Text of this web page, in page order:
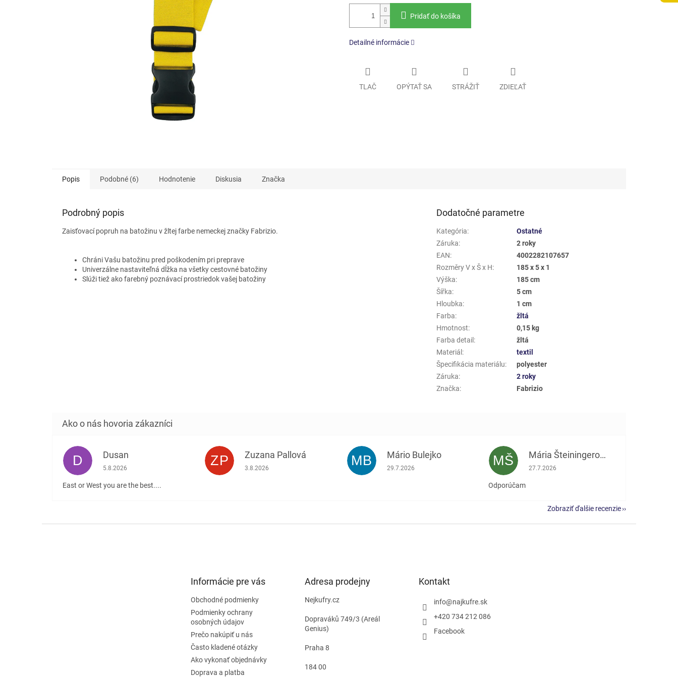
Pridať do košíka
Detailné informácie
TLAČ OPÝTAŤ SA STRÁŽIŤ ZDIEĽAŤ
Popis Podobné (6) Hodnotenie Diskusia Značka
Podrobný popis
Zaisťovací popruh na batožinu v žltej farbe nemeckej značky Fabrizio.
Chráni Vašu batožinu pred poškodením pri preprave
Univerzálne nastaviteľná dĺžka na všetky cestovné batožiny
Slúži tiež ako farebný poznávací prostriedok vašej batožiny
Dodatočné parametre
Kategória:
Ostatné
Záruka:
2 roky
EAN:
4002282107657
Rozměry V x Š x H:
185 x 5 x 1
Výška:
185 cm
Šířka:
5 cm
Hloubka:
1 cm
Farba:
žltá
Hmotnost:
0,15 kg
Farba detail :
žltá
Materiál :
textil
Špecifikácia materiálu:
polyester
Záruka:
2 roky
Značka: Fabrizio
D Dusan
Hodnotenie obchodu je 5 z 5 hviezdičiek.
5.8.2026
East or West you are the best....
ZP Zuzana Pallová
Hodnotenie obchodu je 5 z 5 hviezdičiek.
3.8.2026 MB Mário Bulejko
Hodnotenie obchodu je 5 z 5 hviezdičiek.
29.7.2026 MŠ Mária Šteiningerová
Hodnotenie obchodu je 5 z 5 hviezdičiek.
27.7.2026
Odporúčam
Zobraziť ďalšie recenzie
Informácie pre vás
Obchodné podmienky
Podmienky ochrany
osobných údajov
Prečo nakúpiť u nás
Často kladené otázky
Ako vykonať objednávky
Doprava a platba
Adresa prodejny
Nejkufry.cz
Dopraváků 749/3 (Areál
Genius)
Praha 8
184 00
Kontakt
info@najkufre.sk
+420 734 212 086
Facebook